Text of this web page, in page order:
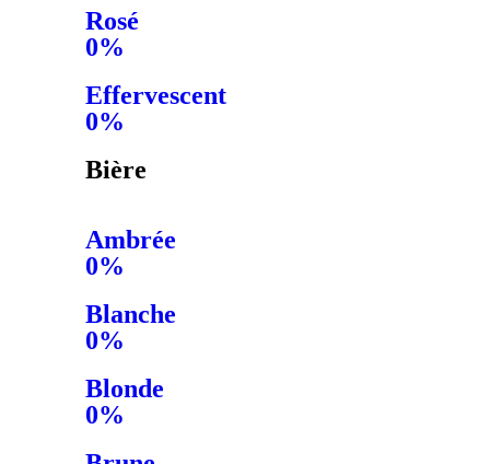
Rosé
0%
Effervescent
0%
Bière
Ambrée
0%
Blanche
0%
Blonde
0%